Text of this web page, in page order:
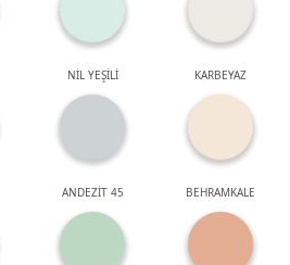
NİL YEŞİLİ KARBEYAZ
ANDEZİT 45 BEHRAMKALE